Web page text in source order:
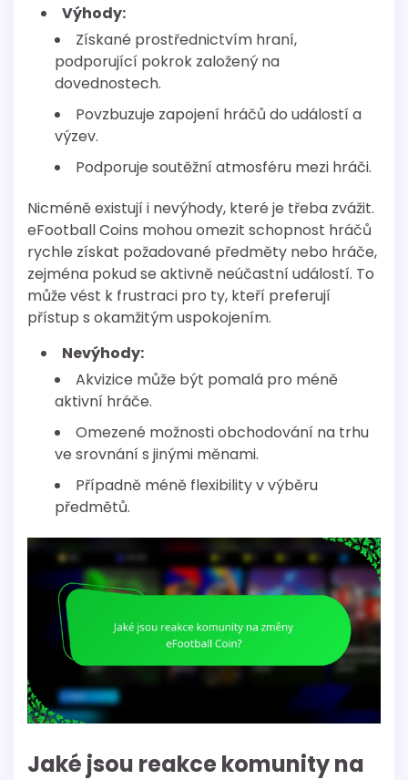
Výhody:
Získané prostřednictvím hraní,
podporující pokrok založený na
dovednostech.
Povzbuzuje zapojení hráčů do událostí a
výzev.
Podporuje soutěžní atmosféru mezi hráči.
Nicméně existují i nevýhody, které je třeba zvážit.
eFootball Coins mohou omezit schopnost hráčů
rychle získat požadované předměty nebo hráče,
zejména pokud se aktivně neúčastní událostí. To
může vést k frustraci pro ty, kteří preferují
přístup s okamžitým uspokojením.
Nevýhody:
Akvizice může být pomalá pro méně
aktivní hráče.
Omezené možnosti obchodování na trhu
ve srovnání s jinými měnami.
Případně méně flexibility v výběru
předmětů.
Jaké jsou reakce komunity na